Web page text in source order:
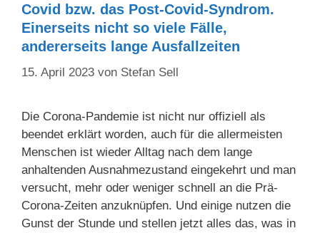
Covid bzw. das Post-Covid-Syndrom.
Einerseits nicht so viele Fälle,
andererseits lange Ausfallzeiten
15. April 2023 von Stefan Sell
Die Corona-Pandemie ist nicht nur offiziell als
beendet erklärt worden, auch für die allermeisten
Menschen ist wieder Alltag nach dem lange
anhaltenden Ausnahmezustand eingekehrt und man
versucht, mehr oder weniger schnell an die Prä-
Corona-Zeiten anzuknüpfen. Und einige nutzen die
Gunst der Stunde und stellen jetzt alles das, was in